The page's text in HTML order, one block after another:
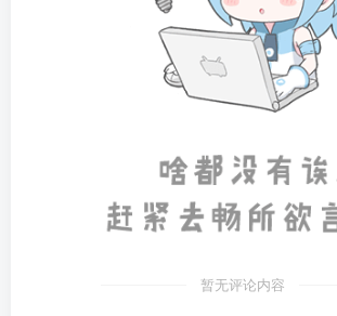
暂无评论内容